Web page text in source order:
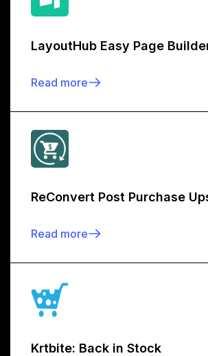
LayoutHub Easy Page
Read more
ReConvert Post Purchase
Read more
Krtbite: Back in Stock